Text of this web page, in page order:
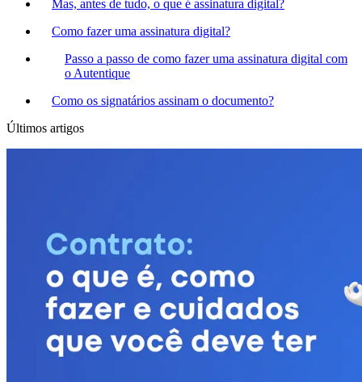
Mas, antes de tudo, o que é assinatura digital?
Como fazer uma assinatura digital?
Passo a passo de como fazer uma assinatura digital com
o Autentique
Como os signatários assinam o documento?
Últimos artigos